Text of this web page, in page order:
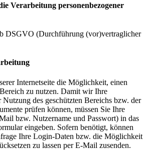
Verarbeitung personenbezogener
DSGVO (Durchführung (vor)vertraglicher
Internetseite die Möglichkeit, einen
zu nutzen. Damit wir Ihre
des geschützten Bereichs bzw. der
prüfen können, müssen Sie Ihre
bzw. Nutzername und Passwort) in das
eingeben. Sofern benötigt, können
Ihre Login-Daten bzw. die Möglichkeit
zu lassen per E-Mail zusenden.